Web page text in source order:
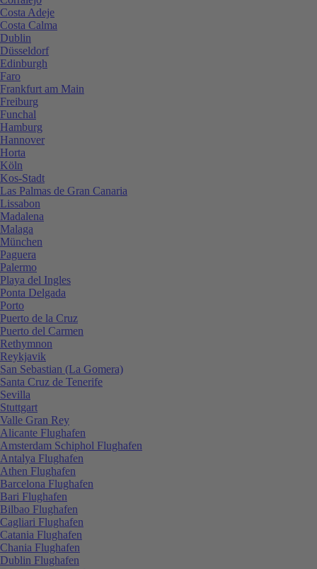
Costa Adeje
Costa Calma
Dublin
Düsseldorf
Edinburgh
Faro
Frankfurt am Main
Freiburg
Funchal
Hamburg
Hannover
Horta
Köln
Kos-Stadt
Las Palmas de Gran Canaria
Lissabon
Madalena
Malaga
München
Paguera
Palermo
Playa del Ingles
Ponta Delgada
Porto
Puerto de la Cruz
Puerto del Carmen
Rethymnon
Reykjavik
San Sebastian (La Gomera)
Santa Cruz de Tenerife
Sevilla
Stuttgart
Valle Gran Rey
Alicante Flughafen
Amsterdam Schiphol Flughafen
Antalya Flughafen
Athen Flughafen
Barcelona Flughafen
Bari Flughafen
Bilbao Flughafen
Cagliari Flughafen
Catania Flughafen
Chania Flughafen
Dublin Flughafen